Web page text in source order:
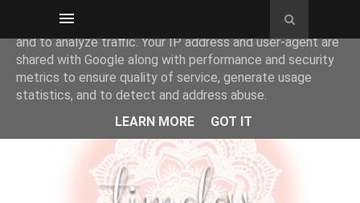
This site uses cookies from Google to deliver its services
and to analyze traffic. Your IP address and user-agent are
shared with Google along with performance and security
metrics to ensure quality of service, generate usage
statistics, and to detect and address abuse.
LEARN MORE
GOT IT